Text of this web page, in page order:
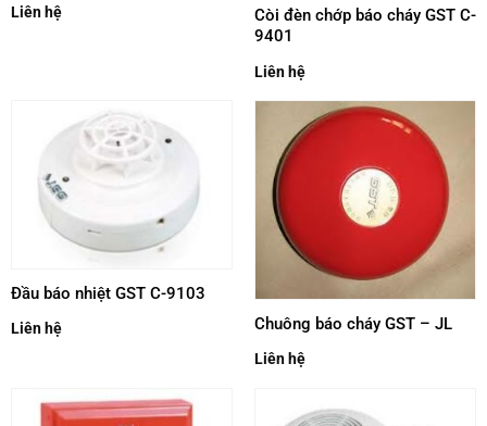
Liên hệ
Còi đèn chớp báo cháy GST C-
9401
Liên hệ
Đầu báo nhiệt GST C-9103
Liên hệ Chuông báo cháy GST – JL
Liên hệ